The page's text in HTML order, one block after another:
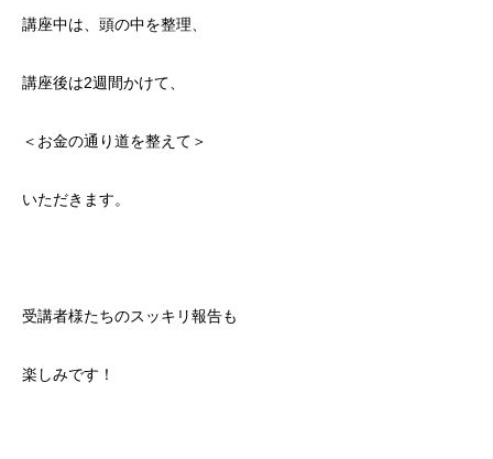
講座中は、頭の中を整理、
講座後は2週間かけて、
＜お金の通り道を整えて＞
いただきます。
受講者様たちのスッキリ報告も
楽しみです！